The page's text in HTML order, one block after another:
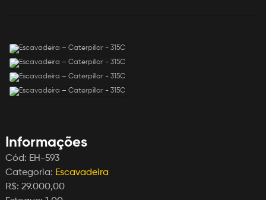
Informações
Cód: EH-593
Categoria: Escavadeira
R$: 29.000,00